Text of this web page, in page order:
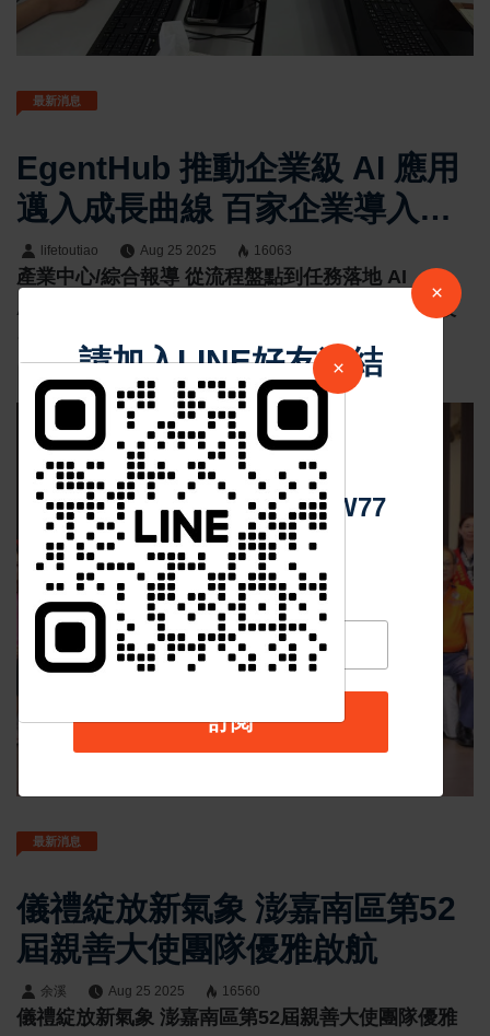
最新消息
EgentHub 推動企業級 AI 應用
邁入成長曲線 百家企業導入
3000+ AI Agents上線
lifetoutiao Aug 25 2025 16063
產業中心/綜合報導 從流程盤點到任務落地 AI
Agents 產業應用邁入 SOP 標準化、規模化新階段
最新消息
儀禮綻放新氣象 澎嘉南區第52
屆親善大使團隊優雅啟航
余溪 Aug 25 2025 16560
儀禮綻放新氣象 澎嘉南區第52屆親善大使團隊優雅
×
請加入LINE好友連結
中 華 超 傳 媒
Https://reurl.cc/adqW77
訂閱
×